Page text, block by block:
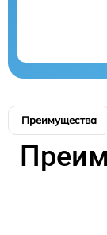
Преимущества